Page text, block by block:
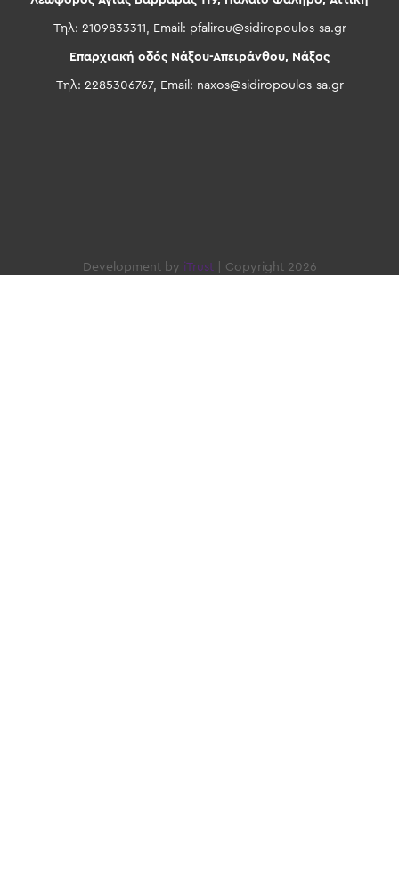
Τηλ: 2109833311, Email: pfalirou@sidiropoulos-sa.gr
Επαρχιακή οδός Νάξου-Απειράνθου, Νάξος
Τηλ: 2285306767, Email: naxos@sidiropoulos-sa.gr
Development by iTrust| Copyright 2026